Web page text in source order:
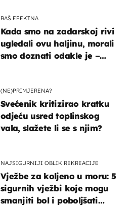
BAŠ EFEKTNA
Kada smo na zadarskoj rivi
ugledali ovu haljinu, morali
smo doznati odakle je –
(NE)PRIMJERENA?
Svećenik kritizirao kratku
odjeću usred toplinskog
vala, slažete li se s njim?
NAJSIGURNIJI OBLIK REKREACIJE
Vježbe za koljeno u moru: 5
sigurnih vježbi koje mogu
smanjiti bol i poboljšati